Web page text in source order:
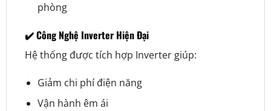
phòng
✔️ Công Nghệ Inverter Hiện Đại
Hệ thống được tích hợp Inverter giúp:
Giảm chi phí điện năng
Vận hành êm ái